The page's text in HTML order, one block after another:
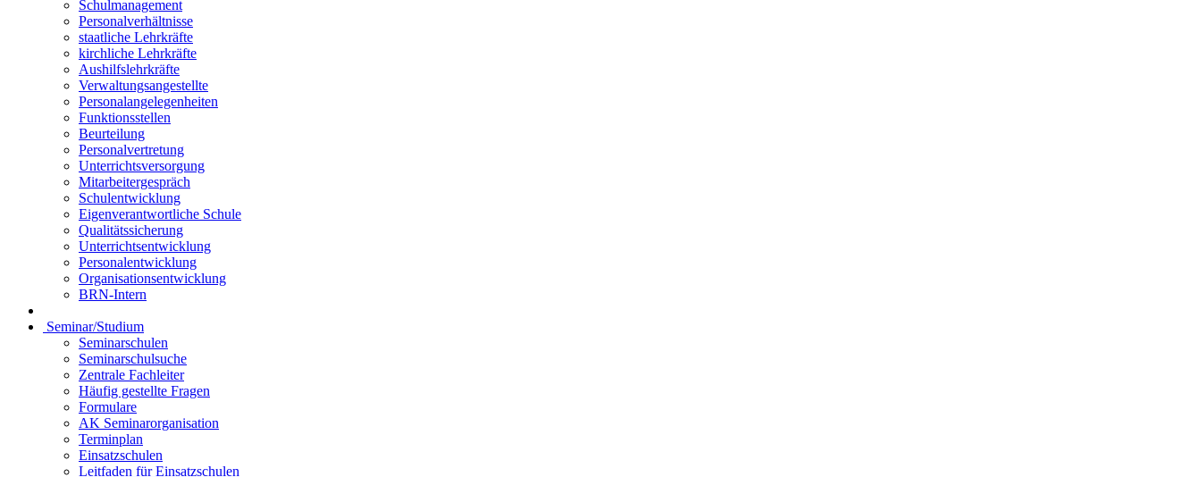
Schulmanagement
Personalverhältnisse
staatliche Lehrkräfte
kirchliche Lehrkräfte
Aushilfslehrkräfte
Verwaltungsangestellte
Personalangelegenheiten
Funktionsstellen
Beurteilung
Personalvertretung
Unterrichtsversorgung
Mitarbeitergespräch
Schulentwicklung
Eigenverantwortliche Schule
Qualitätssicherung
Unterrichtsentwicklung
Personalentwicklung
Organisationsentwicklung
BRN-Intern
Seminar/Studium
Seminarschulen
Seminarschulsuche
Zentrale Fachleiter
Häufig gestellte Fragen
Formulare
AK Seminarorganisation
Terminplan
Einsatzschulen
Leitfaden für Einsatzschulen